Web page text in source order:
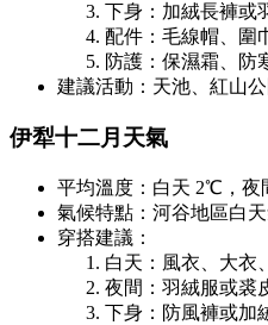
下身：加絨長褲或
配件：毛線帽、圍
防護：保濕霜、防
建議活動：天池、紅山
伊犁十二月天氣
平均溫度：白天 2℃，夜
氣候特點：河谷地區白
穿搭建議：
白天：風衣、大衣
夜間：羽絨服或裘
下身：防風褲或加